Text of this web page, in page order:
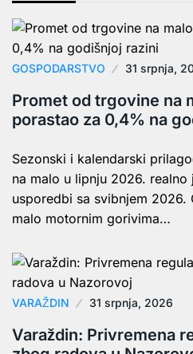
GOSPODARSTVO 31 srpnja,
Promet od trgovine na
porastao za 0,4% na
Sezonski i kalendarski
na malo u lipnju 2026.
usporedbi sa svibnjem 2026.
malo motornim gorivima…
VARAŽDIN 31 srpnja, 2026
Varaždin: Privremena